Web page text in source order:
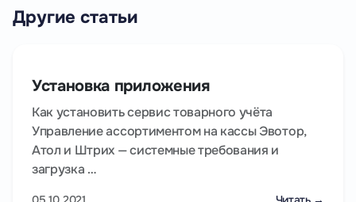
Другие статьи
Установка приложения
Как установить сервис товарного учёта
Управление ассортиментом на кассы Эвотор,
Атол и Штрих — системные требования и
загрузка …